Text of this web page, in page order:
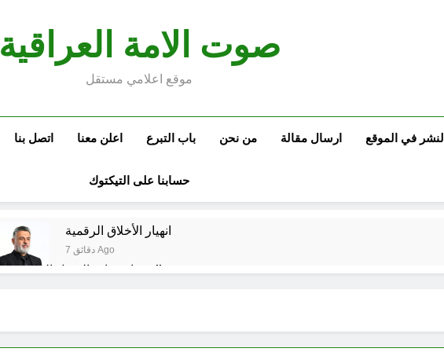
صوت الامة العراقية
موقع اعلامي مستقل
النشر في الموقع ارسال مقالة من نحن باب التبرع اعلن معنا اتصل بنا
حسابنا على التيكتوك
انهيار الأخلاق الرقمية
7 دقائق Ago
سيناريوهات الفشل الحكومي .. بيع القصور وراتب كل 40 يوما وطباعة العملة !!
مسند الامام الرضا عليه السلام و القرآن الكريم (ح 3)